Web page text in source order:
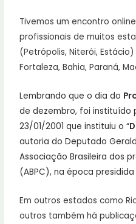
Tivemos um encontro
profissionais de muitos
(Petrópolis, Niterói,
Fortaleza, Bahia, Paraná,
Lembrando que o dia do
de dezembro, foi instituído
23/01/2001 que instituiu o “
autoria do Deputado
Associação Brasileira dos
(ABPC), na época
Em outros estados como
outros também há